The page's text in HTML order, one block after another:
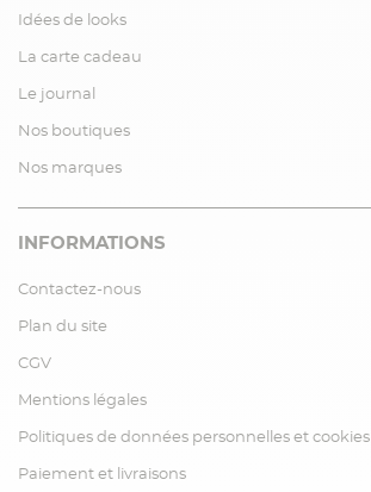
Idées de looks
La carte cadeau
Le journal
Nos boutiques
Nos marques
INFORMATIONS
Contactez-nous
Plan du site
CGV
Mentions légales
Politiques de données personnelles et cookies
Paiement et livraisons